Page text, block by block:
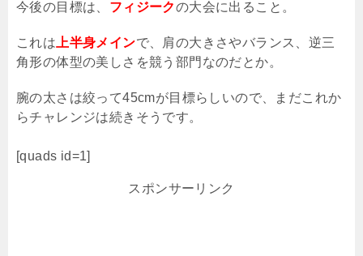
今後の目標は、 フィジークの大会に出ること。
これは 上半身メインで、肩の大きさやバランス、逆三
角形の体型の美しさを競う部門なのだとか。
腕の太さは絞って45cmが目標らしいので、まだこれか
らチャレンジは続きそうです。
[quads id=1]
スポンサーリンク